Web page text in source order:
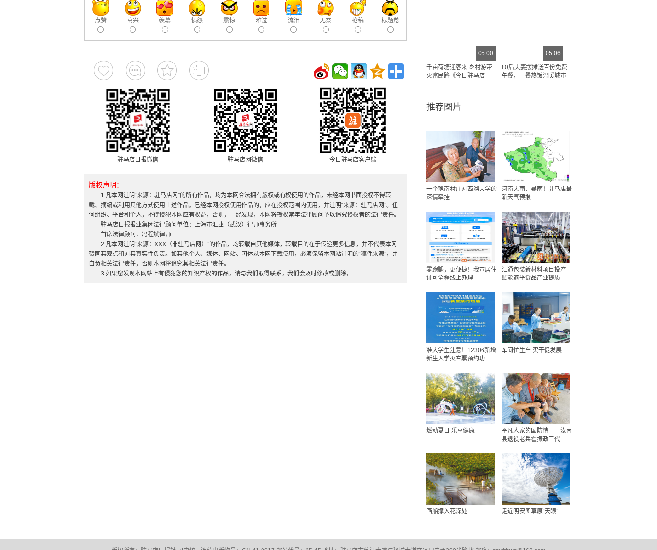
点赞 高兴 羡慕 愤怒 震惊 难过 流泪 无奈 枪稿 标题党
驻马店日报微信 驻马店网微信 今日驻马店客户端
版权声明：
1.凡本网注明“来源：驻马店网”的所有作品，均为本网合法拥有版权或有权使用的作品，未经本网书面授权不得转
载、摘编或利用其他方式使用上述作品。已经本网授权使用作品的，应在授权范围内使用，并注明“来源：驻马店网”。任
何组织、平台和个人，不得侵犯本网应有权益，否则，一经发现，本网将授权常年法律顾问予以追究侵权者的法律责任。
驻马店日报报业集团法律顾问单位：上海市汇业（武汉）律师事务所
首席法律顾问：冯程斌律师
2.凡本网注明“来源：XXX（非驻马店网）”的作品，均转载自其他媒体，转载目的在于传递更多信息，并不代表本网
赞同其观点和对其真实性负责。如其他个人、媒体、网站、团体从本网下载使用，必须保留本网站注明的“稿件来源”，并
自负相关法律责任，否则本网将追究其相关法律责任。
3.如果您发现本网站上有侵犯您的知识产权的作品，请与我们取得联系，我们会及时修改或删除。
05:00
千亩荷塘迎客来 乡村游带
火富民路《今日驻马店
05:06
80后夫妻摆摊送百份免费
午餐，一餐热饭温暖城市
推荐图片
一个豫南村庄对西湖大学的
深情牵挂
河南大雨、暴雨！驻马店最
新天气预报
零跑腿，更便捷！我市居住
证可全程线上办理
汇通包装新材料项目投产
赋能遂平食品产业提质
准大学生注意！12306新增
新生入学火车票预约功
车间忙生产 实干促发展
燃动夏日 乐享健康
平凡人家的国防情——汝南
县退役老兵霍振政三代
画船撑入花深处 走近明安图草原“天眼”